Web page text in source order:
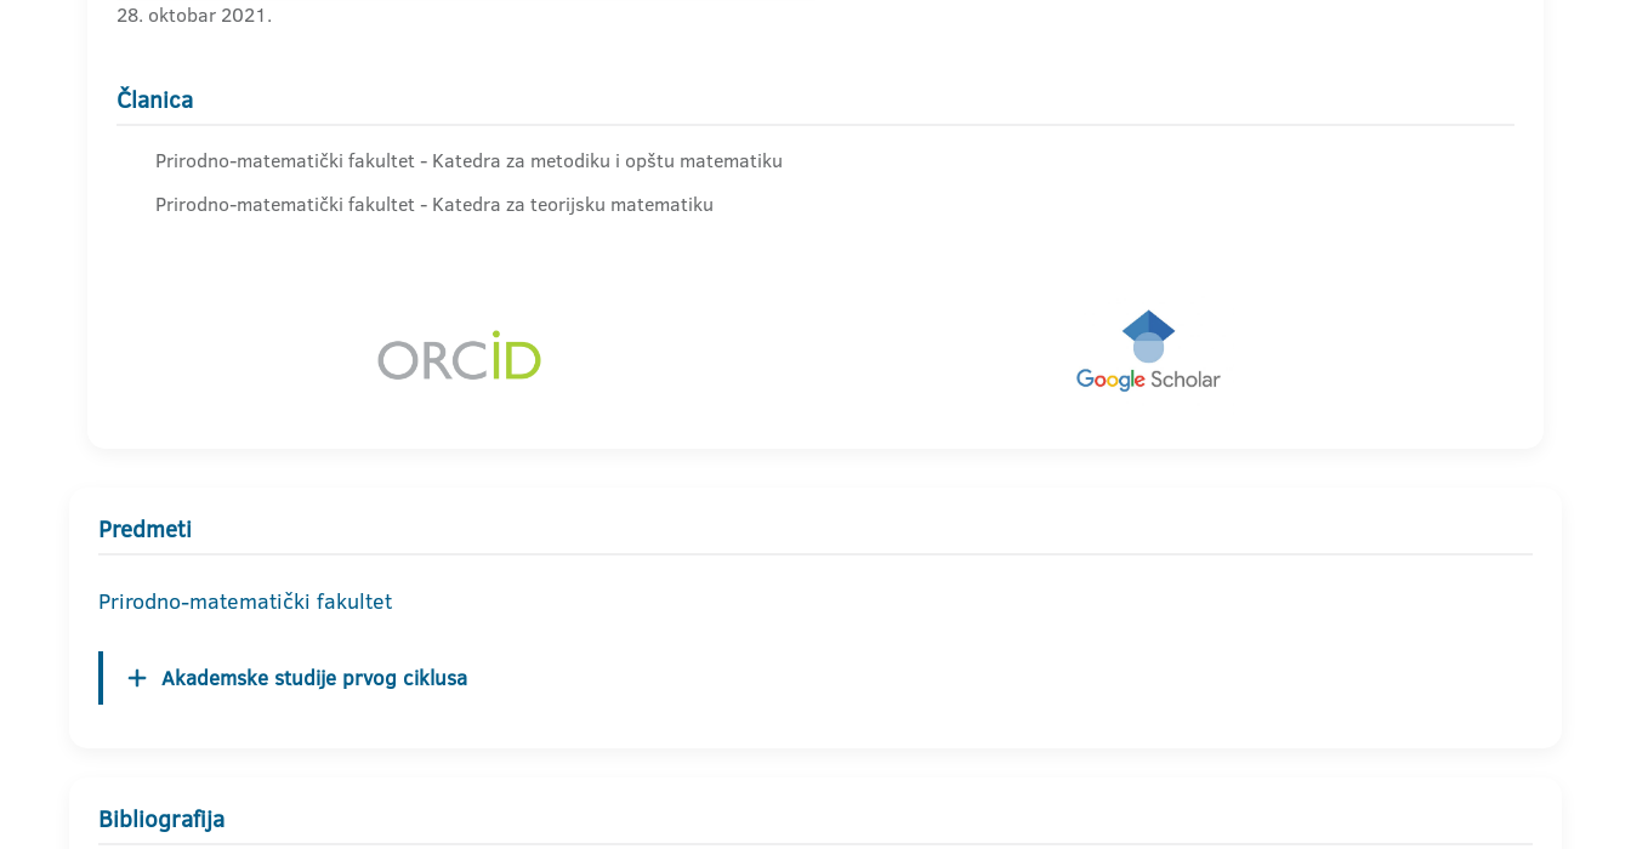
28. oktobar 2021.
Članica
Prirodno-matematički fakultet - Katedra za metodiku i opštu matematiku
Prirodno-matematički fakultet - Katedra za teorijsku matematiku
Predmeti
Prirodno-matematički fakultet
Akademske studije prvog ciklusa
Bibliografija